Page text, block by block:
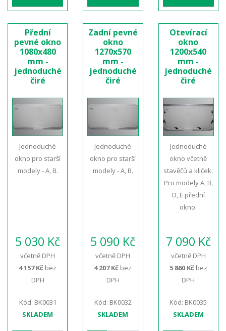
Přední
pevné okno
1080x480
mm -
jednoduché
čiré
Jednoduché
okno pro starší
modely - A, B.
5 030 Kč
včetně DPH
4 157 Kč bez
DPH
Kód: BK0031
SKLADEM
Zadní pevné
okno
1270x570
mm -
jednoduché
čiré
Jednoduché
okno pro starší
modely - A, B.
5 090 Kč
včetně DPH
4 207 Kč bez
DPH
Kód: BK0032
SKLADEM
Otevírací
okno
1200x540
mm -
jednoduché
čiré
Jednoduché
okno včetně
stavěčů a kliček.
Pro modely A, B,
D, E přední
okno.
7 090 Kč
včetně DPH
5 860 Kčbez
DPH
Kód: BK0035
SKLADEM